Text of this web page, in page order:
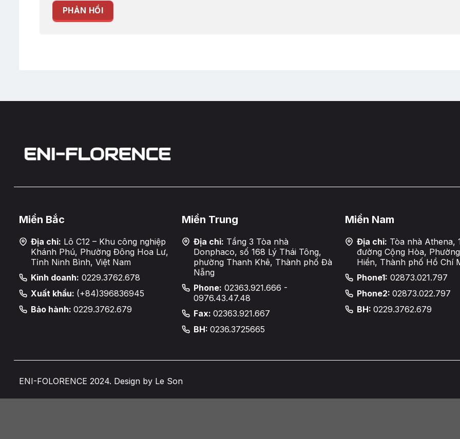
Miền Bắc
Địa chỉ: Lô C12 – Khu công nghiệp
Khánh Phú, Phường Đông Hoa Lư,
Tỉnh Ninh Bình, Việt Nam
Kinh doanh: 0229.3762.678
Xuất khẩu: (+84)396836945
Bảo hành: 0229.3762.679
Miền Trung
Địa chỉ: Tầng 3 Tòa nhà
Donphaco, số 168 Lý Thái Tông,
phường Thanh Khê, Thành phố Đà
Nẵng
Phone: 02363.921.666 -
0976.43.47.48
Fax:02363.921.667
BH:0236.3725665
Miền Nam
Địa chỉ: Tòa nhà Athena,
đường Cộng Hòa,
Hiền, Thành phố Hồ Chí
Phone1: 02873.021.797
Phone2: 02873.022.797
BH: 0229.3762.679
ENI-FOLORENCE 2024. Design by Le Son